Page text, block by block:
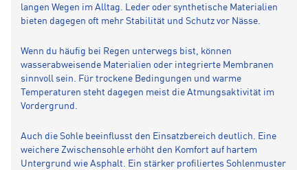
langen Wegen im Alltag. Leder oder synthetische Materialien
bieten dagegen oft mehr Stabilität und Schutz vor Nässe.
Wenn du häufig bei Regen unterwegs bist, können
wasserabweisende Materialien oder integrierte Membranen
sinnvoll sein. Für trockene Bedingungen und warme
Temperaturen steht dagegen meist die Atmungsaktivität im
Vordergrund.
Auch die Sohle beeinflusst den Einsatzbereich deutlich. Eine
weichere Zwischensohle erhöht den Komfort auf hartem
Untergrund wie Asphalt. Ein stärker profiliertes Sohlenmuster